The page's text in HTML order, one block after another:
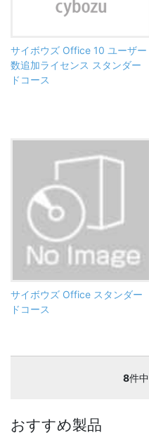
サイボウズ Office 10 ユーザー
数追加ライセンス スタンダー
ドコース
サイボウズ Office スタンダー
ドコース
8件中
おすすめ製品